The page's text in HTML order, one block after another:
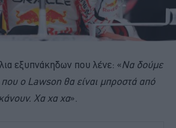
εξυπνάκηδων που λένε: «Να δούμε
που ο Lawson θα είναι μπροστά από
Χα χα χα».